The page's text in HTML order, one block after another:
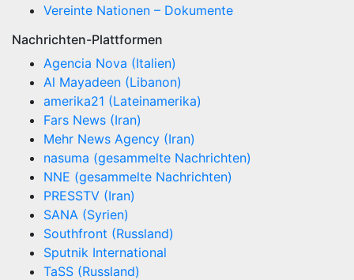
Vereinte Nationen – Dokumente
Nachrichten-Plattformen
Agencia Nova (Italien)
Al Mayadeen (Libanon)
amerika21 (Lateinamerika)
Fars News (Iran)
Mehr News Agency (Iran)
nasuma (gesammelte Nachrichten)
NNE (gesammelte Nachrichten)
PRESSTV (Iran)
SANA (Syrien)
Southfront (Russland)
Sputnik International
TaSS (Russland)